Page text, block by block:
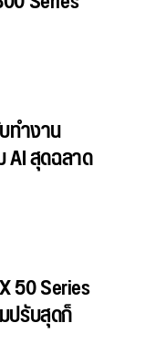
ทำงาน
AI สุดฉลาด
50 Series
ปรับสุดก็